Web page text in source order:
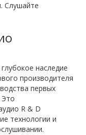
Слушайте
наследие
производителя
первых
Это
R & D
технологии и